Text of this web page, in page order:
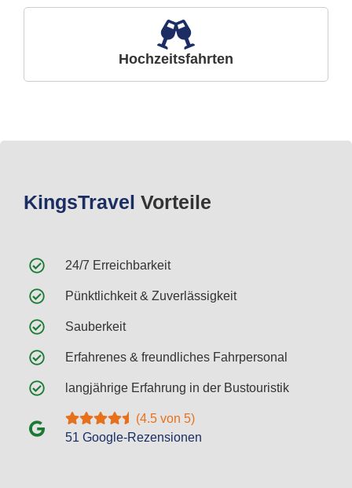
Hochzeitsfahrten
KingsTravel Vorteile
24/7 Erreichbarkeit
Pünktlichkeit & Zuverlässigkeit
Sauberkeit
Erfahrenes & freundliches Fahrpersonal
langjährige Erfahrung in der Bustouristik
(4.5 von 5)
51 Google-Rezensionen